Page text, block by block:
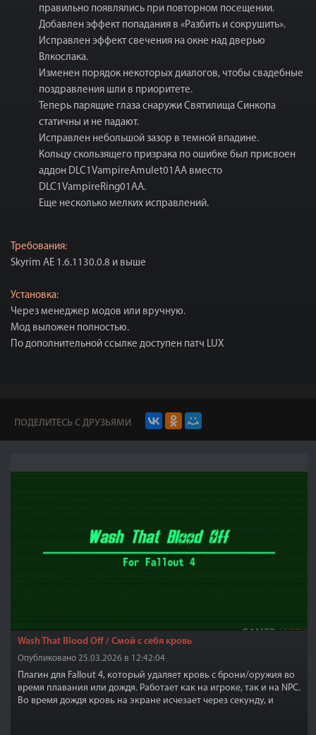
правильно появлялись при повторном посещении.
Добавлен эффект попадания в «Разбить и сокрушить».
Исправлен эффект свечения на окне над дверью
Влкослака.
Изменен порядок некоторых диалогов, чтобы свадебные
поздравления шли в приоритете.
Теперь парящие глаза снаружи Святилища Синкопа
статичны и не падают.
Исправлен небольшой зазор в темной впадине.
Кольцу скользящего призрака по ошибке был присвоен
аддон DLC1VampireAmulet01AA вместо
DLC1VampireRing01AA.
Еще несколько мелких исправлений.
Требования:
Skyrim AE 1.6.1130.0.8 и выше
Установка:
Через менеджер модов или вручную.
Мод выложен полностью.
По дополнительной ссылке доступен патч LUX
ПОДЕЛИТЕСЬ С ДРУЗЬЯМИ
Wash That Blood Off / Смой с себя кровь
Опубликовано 25.03.2026 в 12:42:04
Плагин для Fallout 4, который удаляет кровь с брони/оружия во
время плавания или дождя. Работает как на игроке, так и на NPC.
Во время дождя кровь на экране исчезает через секунду, и